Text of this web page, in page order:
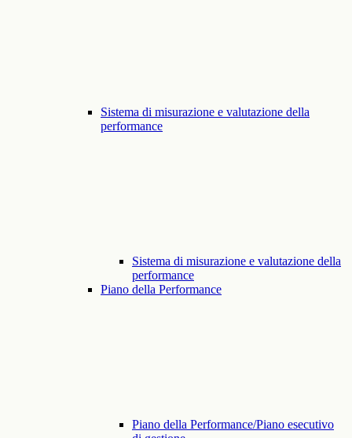
Sistema di misurazione e valutazione della
performance
Sistema di misurazione e valutazione della
performance
Piano della Performance
Piano della Performance/Piano esecutivo